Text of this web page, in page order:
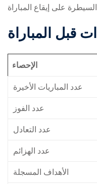
قبل المباراة
الإحصاء
عدد المباريات الأخيرة
عدد الفوز
عدد التعادل
عدد الهزائم
الأهداف المسجلة